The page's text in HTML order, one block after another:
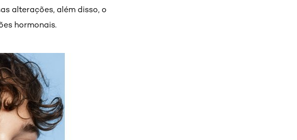
alterações, além disso, o
hormonais.